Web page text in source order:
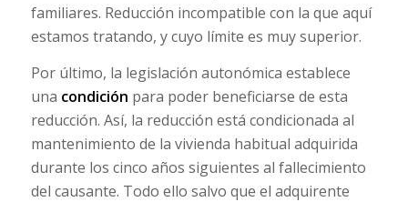
familiares. Reducción incompatible con la que aquí
estamos tratando, y cuyo límite es muy superior.
Por último, la legislación autonómica establece
una condición para poder beneficiarse de esta
reducción. Así, la reducción está condicionada al
mantenimiento de la vivienda habitual adquirida
durante los cinco años siguientes al fallecimiento
del causante. Todo ello salvo que el adquirente